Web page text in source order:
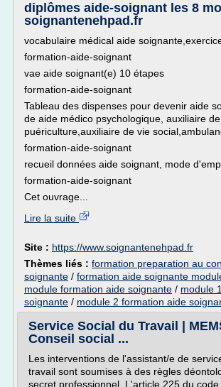
diplômes aide-soignant les 8
soignantenehpad.fr
vocabulaire médical aide
formation-aide-soignant
vae aide soignant(e) 10 étapes
formation-aide-soignant
Tableau des dispenses pour devenir aide
de aide médico psychologique, auxiliaire de
puériculture,auxiliaire de vie
formation-aide-soignant
recueil données aide soignant, mode
formation-aide-soignant
Cet ouvrage...
Lire la suite
Site : https://www.soignantenehpad.fr
Thèmes liés : formation preparation au
soignante / formation aide soignante
module formation aide soignante / module
soignante / module 2 formation aide
Service Social du Travail |
Conseil social ...
Les interventions de l'assistant/e de
travail sont soumises à des règles
secret professionnel. L'article 225 du